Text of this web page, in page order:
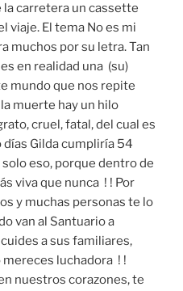
carretera un cassette
viaje. El tema No es mi
muchos por su letra. Tan
en realidad una (su)
mundo que nos repite
muerte hay un hilo
cruel, fatal, del cual es
días Gilda cumpliría 54
eso, porque dentro de
viva que nunca ! ! Por
y muchas personas te lo
van al Santuario a
a sus familiares,
luchadora ! !
nuestros corazones, te